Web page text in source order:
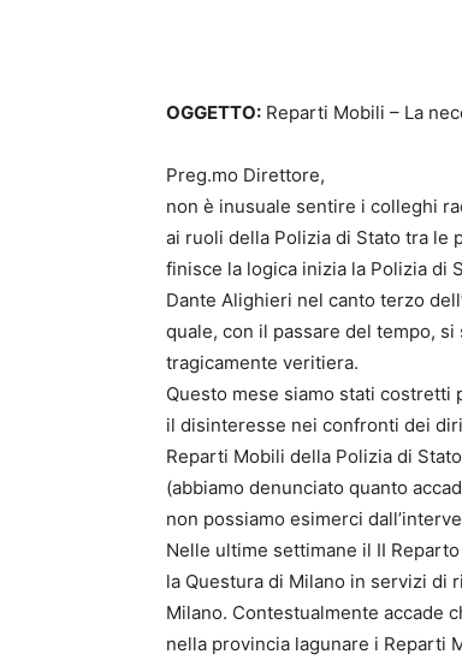
OGGETTO: Reparti Mobili – La
Preg.mo Direttore,
non è inusuale sentire i colleghi
ai ruoli della Polizia di Stato tra le
finisce la logica inizia la Polizia di
Dante Alighieri nel canto terzo
quale, con il passare del tempo,
tragicamente veritiera.
Questo mese siamo stati
il disinteresse nei confronti dei
Reparti Mobili della Polizia di
(abbiamo denunciato quanto
non possiamo esimerci
Nelle ultime settimane il II
la Questura di Milano in servizi di
Milano. Contestualmente accade
nella provincia lagunare i Reparti